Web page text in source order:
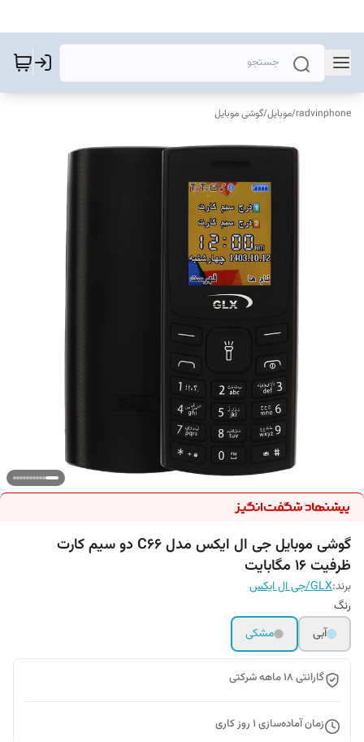
radvinphone
/موبایل/گوشی موبایل
گوشی موبایل جی ال ایکس مدل C66 دو سیم کارت
ظرفیت 16 مگابایت
برند:GLX/جی ال ایکس
رنگ
آبی
مشکی
گارانتی 18 ماهه شرکتی
زمان آماده‌سازی 1 روز کاری